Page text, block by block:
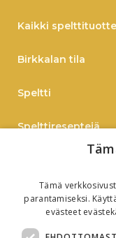
Kaikki
Birkkalan tila
Speltti
Spelttireseptejä
Verkkokauppaan
B2B
Tämä
parantamiseksi.
evästeet